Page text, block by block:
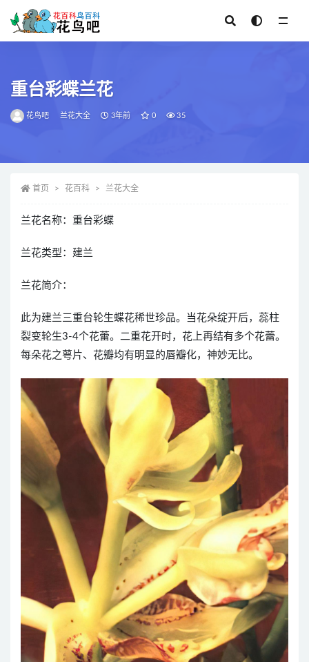
重台彩蝶兰花
花鸟吧 兰花大全 3年前 0 35
首页 花百科 兰花大全
兰花名称：重台彩蝶
兰花类型：建兰
兰花简介：
此为建兰三重台轮生蝶花稀世珍品。当花朵绽开后，蕊柱
裂变轮生3-4个花蕾。二重花开时，花上再结有多个花蕾。
每朵花之萼片、花瓣均有明显的唇瓣化，神妙无比。